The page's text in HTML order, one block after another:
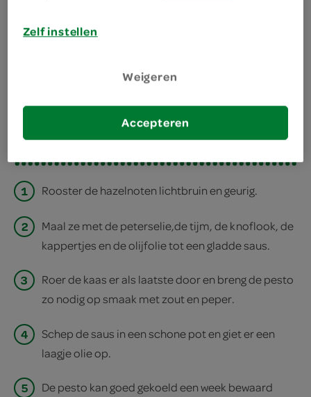
deel op twitter
print recept
1 Rooster de hazelnoten lichtbruin en geurig.
2
Maal ze met de peterselie,de tijm, de knoflook, de
kappertjes en de olijfolie tot een gladde saus.
3
Roer de kaas er als laatste door en breng de pesto
zo nodig op smaak met zout en peper.
4
Schep de saus in een schone pot en giet er een
laagje olie op.
5 De pesto kan goed gekoeld een week bewaard
Zelf instellen
Weigeren
Accepteren